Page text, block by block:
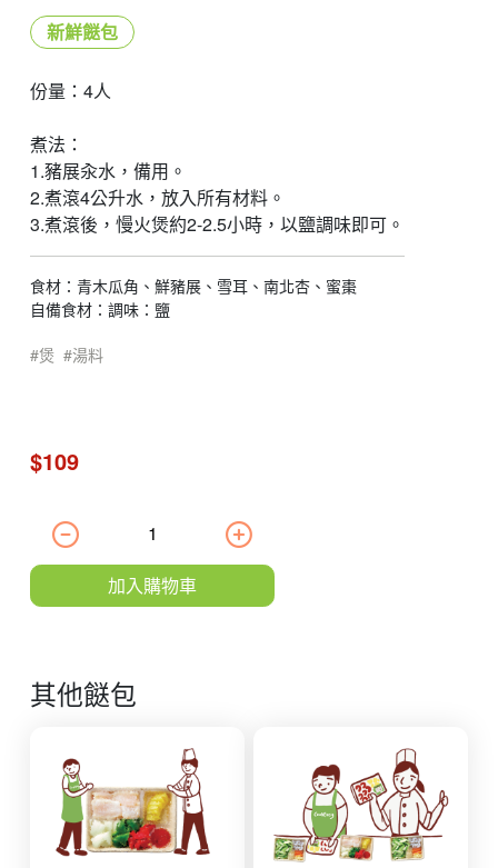
新鮮餸包
份量：4人
煮法：
1.豬展汆水，備用。
2.煮滾4公升水，放入所有材料。
3.煮滾後，慢火煲約2-2.5小時，以鹽調味即可。
食材：青木瓜角、鮮豬展、雪耳、南北杏、蜜棗
自備食材：調味：鹽
煲 湯料
$109
加入購物車
其他餸包